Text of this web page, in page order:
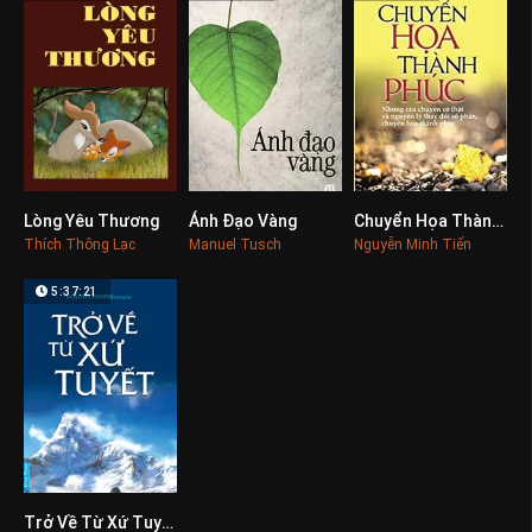
0
Lòng Yêu Thương
Thích Thông Lạc
Ánh Đạo Vàng
Manuel Tusch
0Chuyển Họa Thành Phúc
Nguyễn Minh Tiến
0
5:37:21
Trở Về Từ Xứ Tuyết